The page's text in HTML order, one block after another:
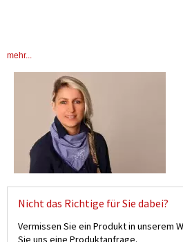
mehr...
Nicht das Richtige für Sie dabei?
Vermissen Sie ein Produkt in unserem
Sie uns eine Produktanfrage.